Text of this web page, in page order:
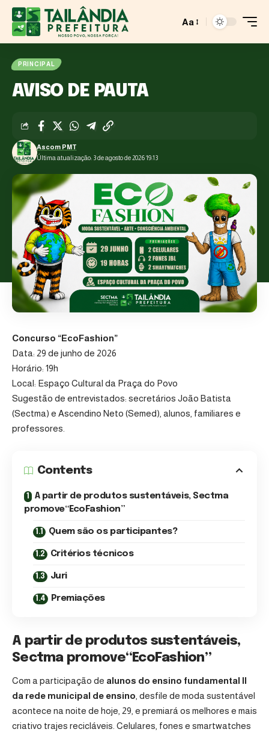
Aa
PRINCIPAL
AVISO DE PAUTA
Última atualização: 3 de agosto de 2026 19:13
Ascom PMT
Concurso “EcoFashion”
Data: 29 de junho de 2026
Horário: 19h
Local: Espaço Cultural da Praça do Povo
Sugestão de entrevistados: secretários João Batista
(Sectma) e Ascendino Neto (Semed), alunos, familiares e
professores.
Contents
A partir de produtos sustentáveis, Sectma
promove“EcoFashion”
Quem são os participantes?
Critérios técnicos
Juri
Premiações
A partir de produtos sustentáveis,
Sectma promove“EcoFashion”
Com a participação de alunos do ensino fundamental II
da rede municipal de ensino , desfile de moda sustentável
acontece na noite de hoje, 29, e premiará os melhores e mais
criativo trajes recicláveis. Celulares, fones e smartwatches